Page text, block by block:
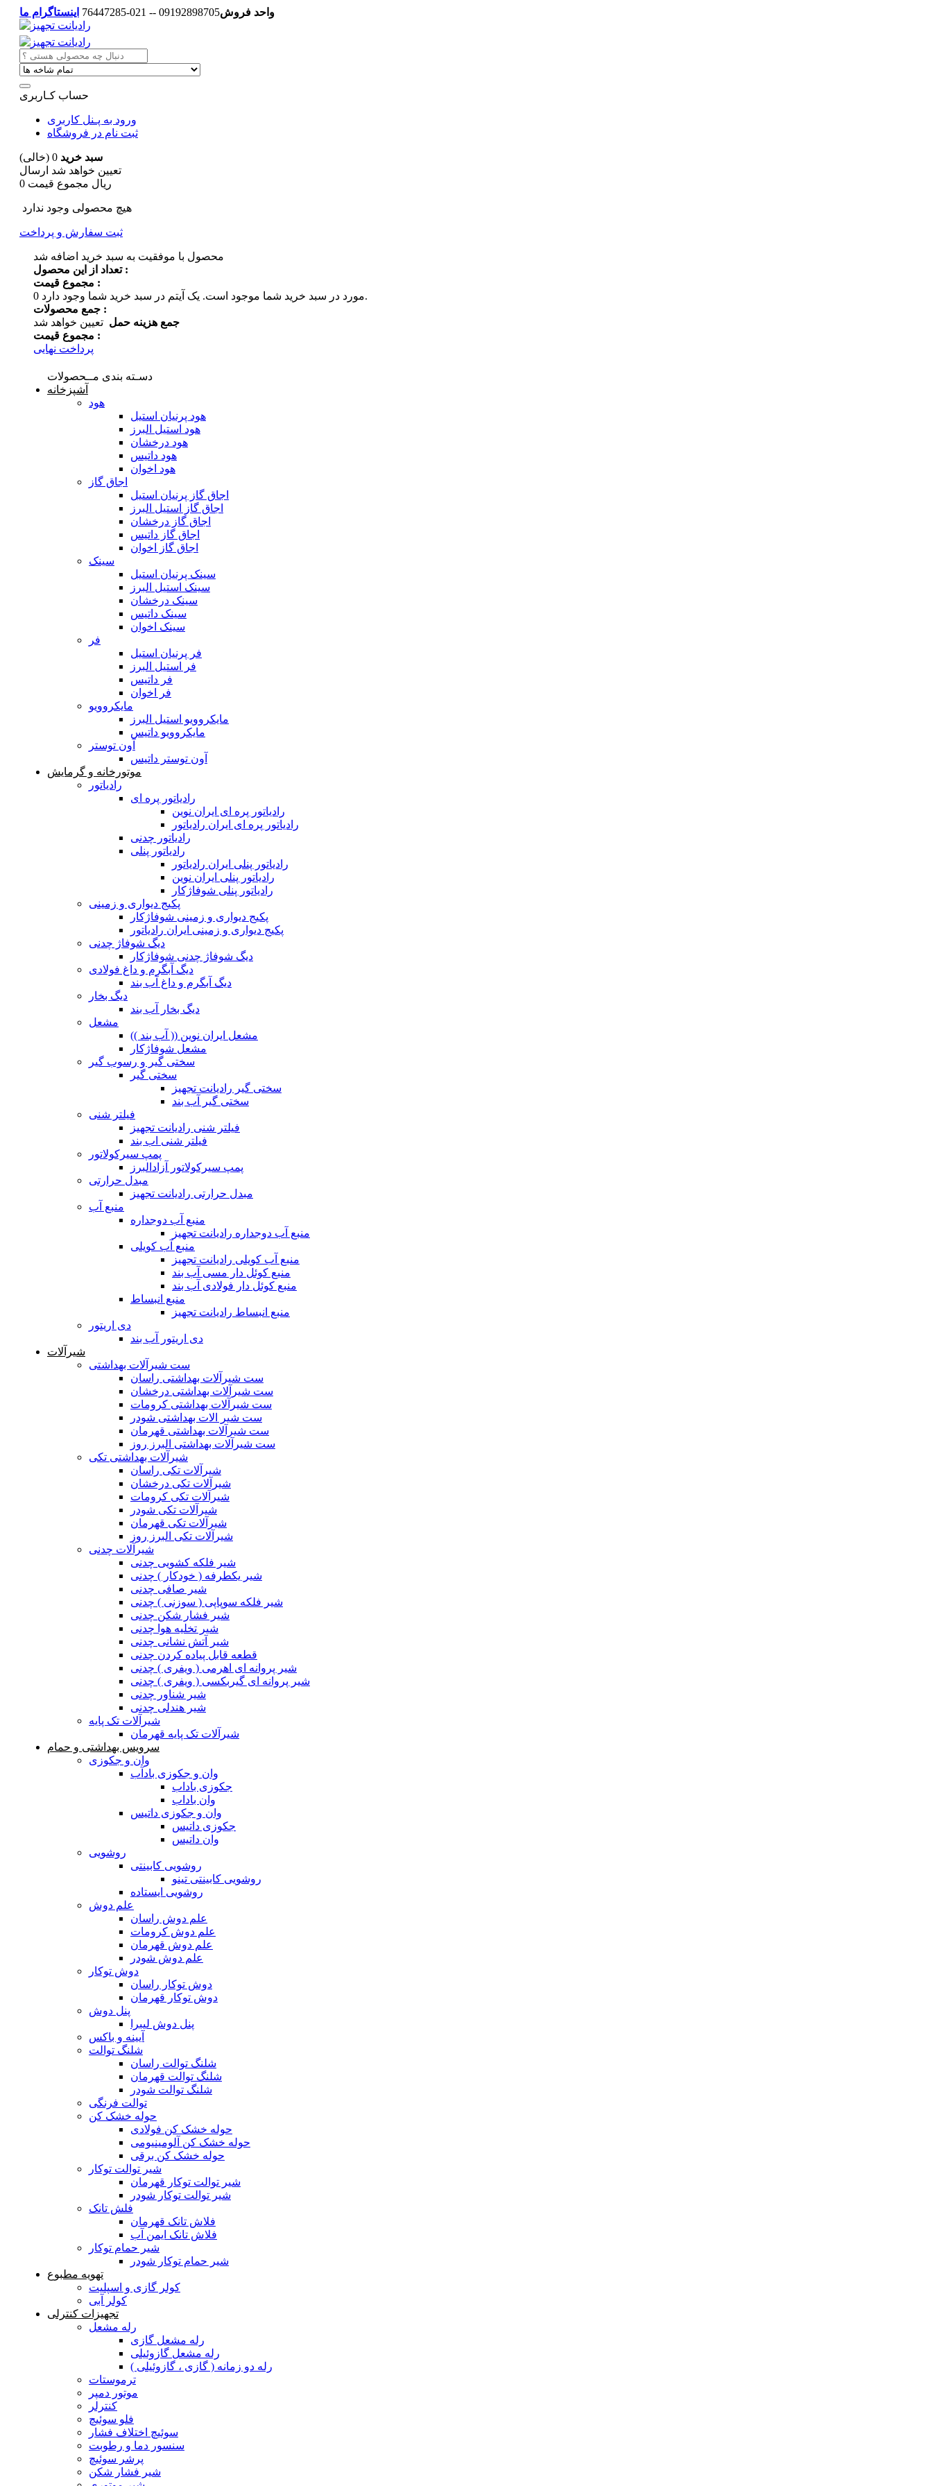
واحد فروش09192898705 -- 021-76447285 اینستاگرام ما
حساب کـاربری
ورود به پـنل کاربری
ثبت نام در فروشگاه
سبد خرید 0 (خالی)
تعیین خواهد شد ارسال
0 ریال مجموع قیمت
هیچ محصولی وجود ندارد
ثبت سفارش و پرداخت
محصول با موفقیت به سبد خرید اضافه شد
تعداد از این محصول :
مجموع قیمت :
0
مورد در سبد خرید شما موجود است.یک آیتم در سبد خرید شما وجود دارد.
جمع محصولات :
جمع هزینه حمل تعیین خواهد شد
مجموع قیمت :
پرداخت نهایی
دسـته بندی مــحصولات
آشپزخانه
هود
هود پرنیان استیل
هود استیل البرز
هود درخشان
هود داتیس
هود اخوان
اجاق گاز
اجاق گاز پرنیان استیل
اجاق گاز استیل البرز
اجاق گاز درخشان
اجاق گاز داتیس
اجاق گاز اخوان
سینک
سینک پرنیان استیل
سینک استیل البرز
سینک درخشان
سینک داتیس
سینک اخوان
فر
فر پرنیان استیل
فر استیل البرز
فر داتیس
فر اخوان
مایکروویو
مایکروویو استیل البرز
مایکروویو داتیس
آون توستر
آون توستر داتیس
موتورخانه و گرمایش
رادیاتور
رادیاتور پره ای
رادیاتور پره ای ایران نوین
رادیاتور پره ای ایران رادیاتور
رادیاتور چدنی
رادیاتور پنلی
رادیاتور پنلی ایران رادیاتور
رادیاتور پنلی ایران نوین
رادیاتور پنلی شوفاژکار
پکیج دیواری و زمینی
پکیج دیواری و زمینی شوفاژکار
پکیج دیواری و زمینی ایران رادیاتور
دیگ شوفاژ چدنی
دیگ شوفاژ چدنی شوفاژکار
دیگ آبگرم و داغ فولادی
دیگ آبگرم و داغ آب بند
دیگ بخار
دیگ بخار آب بند
مشعل
مشعل ایران نوین (( آب بند ))
مشعل شوفاژکار
سختی گیر و رسوب گیر
سختی گیر
سختی گیر رادیانت تجهیز
سختی گیر آب بند
فیلتر شنی
فیلتر شنی رادیانت تجهیز
فیلتر شنی اب بند
پمپ سیرکولاتور
پمپ سیرکولاتور آزادالبرز
مبدل حرارتی
مبدل حرارتی رادیانت تجهیز
منبع آب
منبع آب دوجداره
منبع آب دوجداره رادیانت تجهیز
منبع آب کویلی
منبع آب کویلی رادیانت تجهیز
منبع کوئل دار مسی آب بند
منبع کوئل دار فولادی آب بند
منبع انبساط
منبع انبساط رادیانت تجهیز
دی اریتور
دی اریتور آب بند
شیرآلات
ست شیرآلات بهداشتی
ست شیرآلات بهداشتی راسان
ست شیرآلات بهداشتی درخشان
ست شیرآلات بهداشتی کرومات
ست شیر الات بهداشتی شودر
ست شیرآلات بهداشتی قهرمان
ست شیرآلات بهداشتی البرز روز
شیرآلات بهداشتی تکی
شیرآلات تکی راسان
شیرآلات تکی درخشان
شیرآلات تکی کرومات
شیرآلات تکی شودر
شیرآلات تکی قهرمان
شیرآلات تکی البرز روز
شیرآلات چدنی
شیر فلکه کشویی چدنی
شیر یکطرفه ( خودکار ) چدنی
شیر صافی چدنی
شیر فلکه سوپاپی ( سوزنی ) چدنی
شیر فشار شکن چدنی
شیر تخلیه هوا چدنی
شیر آتش نشانی چدنی
قطعه قابل پیاده کردن چدنی
شیر پروانه ای اهرمی ( ویفری ) چدنی
شیر پروانه ای گیربکسی ( ویفری ) چدنی
شیر شناور چدنی
شیر هندلی چدنی
شیرآلات تک پایه
شیرآلات تک پایه قهرمان
سرویس بهداشتی و حمام
وان و جکوزی
وان و جکوزی بادآب
جکوزی باداب
وان باداب
وان و جکوزی داتیس
جکوزی داتیس
وان داتیس
روشویی
روشویی کابینتی
روشویی کابینتی تینو
روشویی‌ ایستاده
علم دوش
علم دوش راسان
علم دوش کرومات
علم دوش قهرمان
علم دوش شودر
دوش توکار
دوش توکار راسان
دوش توکار قهرمان
پنل دوش
پنل دوش لیبرا
آیینه و باکس
شلنگ توالت
شلنگ توالت راسان
شلنگ توالت قهرمان
شلنگ توالت شودر
توالت فرنگی
حوله خشک کن
حوله خشک کن فولادی
حوله خشک کن آلومینیومی
حوله خشک کن برقی
شیر توالت توکار
شیر توالت توکار قهرمان
شیر توالت توکار شودر
فلش تانک
فلاش تانک قهرمان
فلاش تانک ایمن آب
شیر حمام توکار
شیر حمام توکار شودر
تهویه مطبوع
کولر گازی و اسپلیت
کولر آبی
تجهیزات کنترلی
رله مشعل
رله مشعل گازی
رله مشعل گازوئیلی
رله دو زمانه ( گازی ، گازوئیلی )
ترموستات
موتور دمپر
کنترلر
فلو سوئیچ
سوئیچ اختلاف فشار
سنسور دما و رطوبت
پرشر سوئیچ
شیر فشار شکن